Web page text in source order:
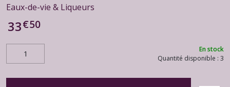
Eaux-de-vie & Liqueurs
33€50
En stock
Quantité disponible : 3